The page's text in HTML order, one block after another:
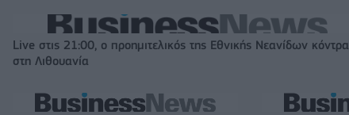
Live στις 21:00, ο προημιτελικός της Εθνικής Νεανίδων κόντρα
στη Λιθουανία